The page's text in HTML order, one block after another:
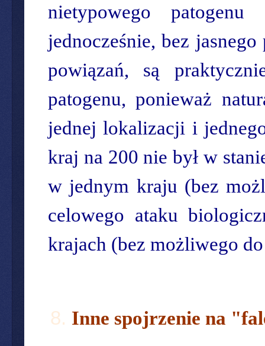
nietypowego
jednocześnie, bez
powiązań, są
patogenu, ponieważ
jednej lokalizacji i
kraj na 200 nie był w
w jednym kraju (bez
celowego ataku
krajach (bez możliwego
Inne spojrzenie na